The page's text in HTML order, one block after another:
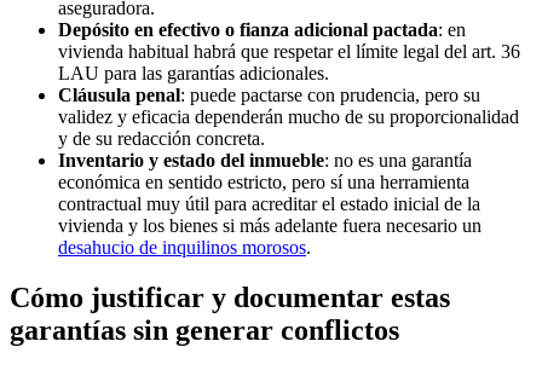
aseguradora.
Depósito en efectivo o fianza adicional pactada: en
vivienda habitual habrá que respetar el límite legal del art. 36
LAU para las garantías adicionales.
Cláusula penal: puede pactarse con prudencia, pero su
validez y eficacia dependerán mucho de su proporcionalidad
y de su redacción concreta.
Inventario y estado del inmueble: no es una garantía
económica en sentido estricto, pero sí una herramienta
contractual muy útil para acreditar el estado inicial de la
vivienda y los bienes si más adelante fuera necesario un
desahucio de inquilinos morosos.
Cómo justificar y documentar estas
garantías sin generar conflictos